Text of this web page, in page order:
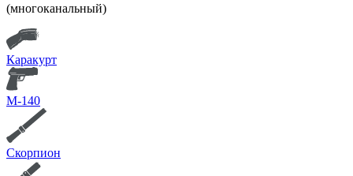
(многоканальный)
Каракурт
М-140
Скорпион